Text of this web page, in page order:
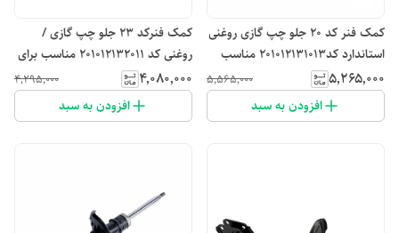
کمک فنر کد ۲۰ جلو چپ گازی روغنی
استاندارد کد201012131013 مناسب
برای لیفان 520
۵٬۲۶۵٬۰۰۰ ۵٬۵۶۵٬۰۰۰
افزودن به سبد
کمک فنرکد ۲۳ جلو چپ گازی /
روغنی کد 201012132011 مناسب برای
لیفان 620
۴٬۰۸۰٬۰۰۰ ۴٬۲۹۵٬۰۰۰
افزودن به سبد